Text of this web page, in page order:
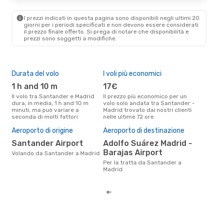
I prezzi indicati in questa pagina sono disponibili negli ultimi 20
giorni per i periodi specificati e non devono essere considerati
il ​​prezzo finale offerto. Si prega di notare che disponibilità e
prezzi sono soggetti a modifiche.
Durata del volo
1 h and 10 m
Il volo tra Santander e Madrid
dura, in media, 1 h and 10 m
minuti, ma può variare a
seconda di molti fattori
I voli più economici
17€
Il prezzo più economico per un
volo solo andata tra Santander -
Madrid trovato dai nostri clienti
nelle ultime 72 ore
Aeroporto di origine
Santander Airport
Volando da Santander a Madrid
Aeroporto di destinazione
Adolfo Suárez Madrid -
Barajas Airport
Per la tratta da Santander a
Madrid